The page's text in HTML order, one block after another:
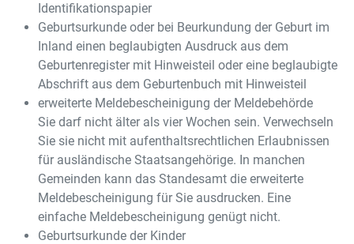
Identifikationspapier
Geburtsurkunde oder bei Beurkundung der Geburt im
Inland einen beglaubigten Ausdruck aus dem
Geburtenregister mit Hinweisteil oder eine beglaubigte
Abschrift aus dem Geburtenbuch mit Hinweisteil
erweiterte Meldebescheinigung der Meldebehörde
Sie darf nicht älter als vier Wochen sein. Verwechseln
Sie sie nicht mit aufenthaltsrechtlichen Erlaubnissen
für ausländische Staatsangehörige. In manchen
Gemeinden kann das Standesamt die erweiterte
Meldebescheinigung für Sie ausdrucken. Eine
einfache Meldebescheinigung genügt nicht.
Geburtsurkunde der Kinder